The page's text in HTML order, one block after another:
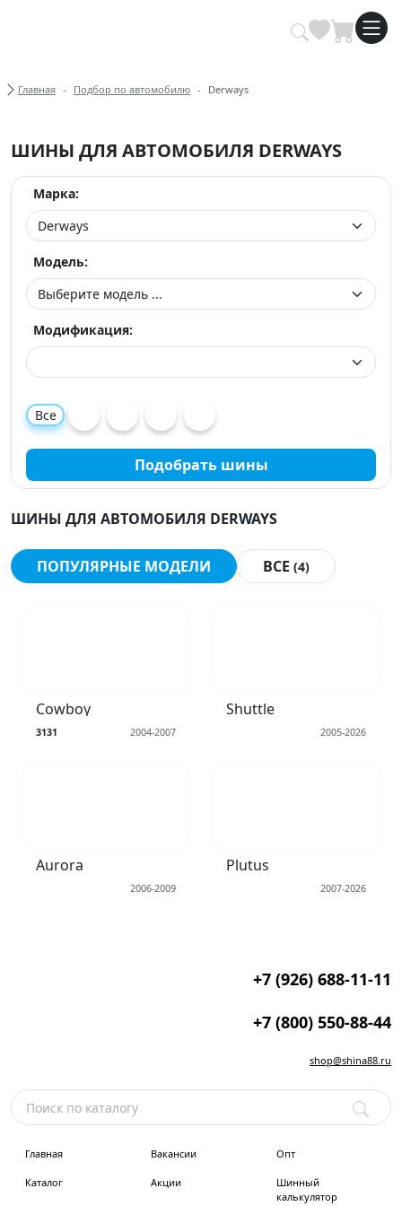
Купить автомобильные шины
Хлебные крошки
Главная Подбор по автомобилю Derways
ШИНЫ ДЛЯ АВТОМОБИЛЯ DERWAYS
Марка:
Модель:
Модификация:
Все
Подобрать шины
ШИНЫ ДЛЯ АВТОМОБИЛЯ DERWAYS
ПОПУЛЯРНЫЕ МОДЕЛИ ВСЕ (4)
Cowboy
3131 2004-2007
Shuttle
2005-2026
Aurora
2006-2009
Plutus
2007-2026
+7 (926) 688-11-11
+7 (800) 550-88-44
shop@shina88.ru
Главная
Каталог
Вакансии
Акции
Опт
Шинный
калькулятор